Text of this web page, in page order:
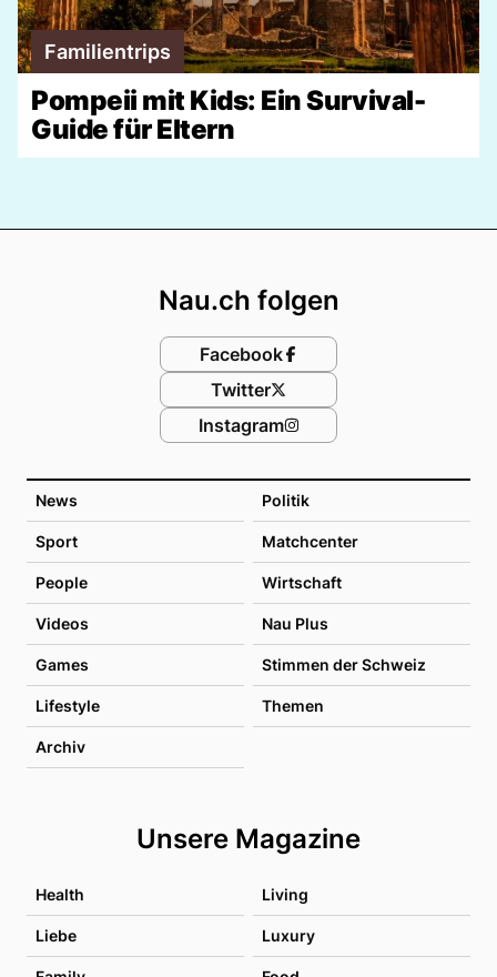
Familientrips
Pompeii mit Kids: Ein Survival-
Guide für Eltern
News Politik
Sport Matchcenter
People Wirtschaft
Videos Nau Plus
Games Stimmen der Schweiz
Lifestyle Themen
Archiv
Unsere Magazine
Health Living
Liebe Luxury
Nau.ch folgen
Facebook
Twitter
Instagram